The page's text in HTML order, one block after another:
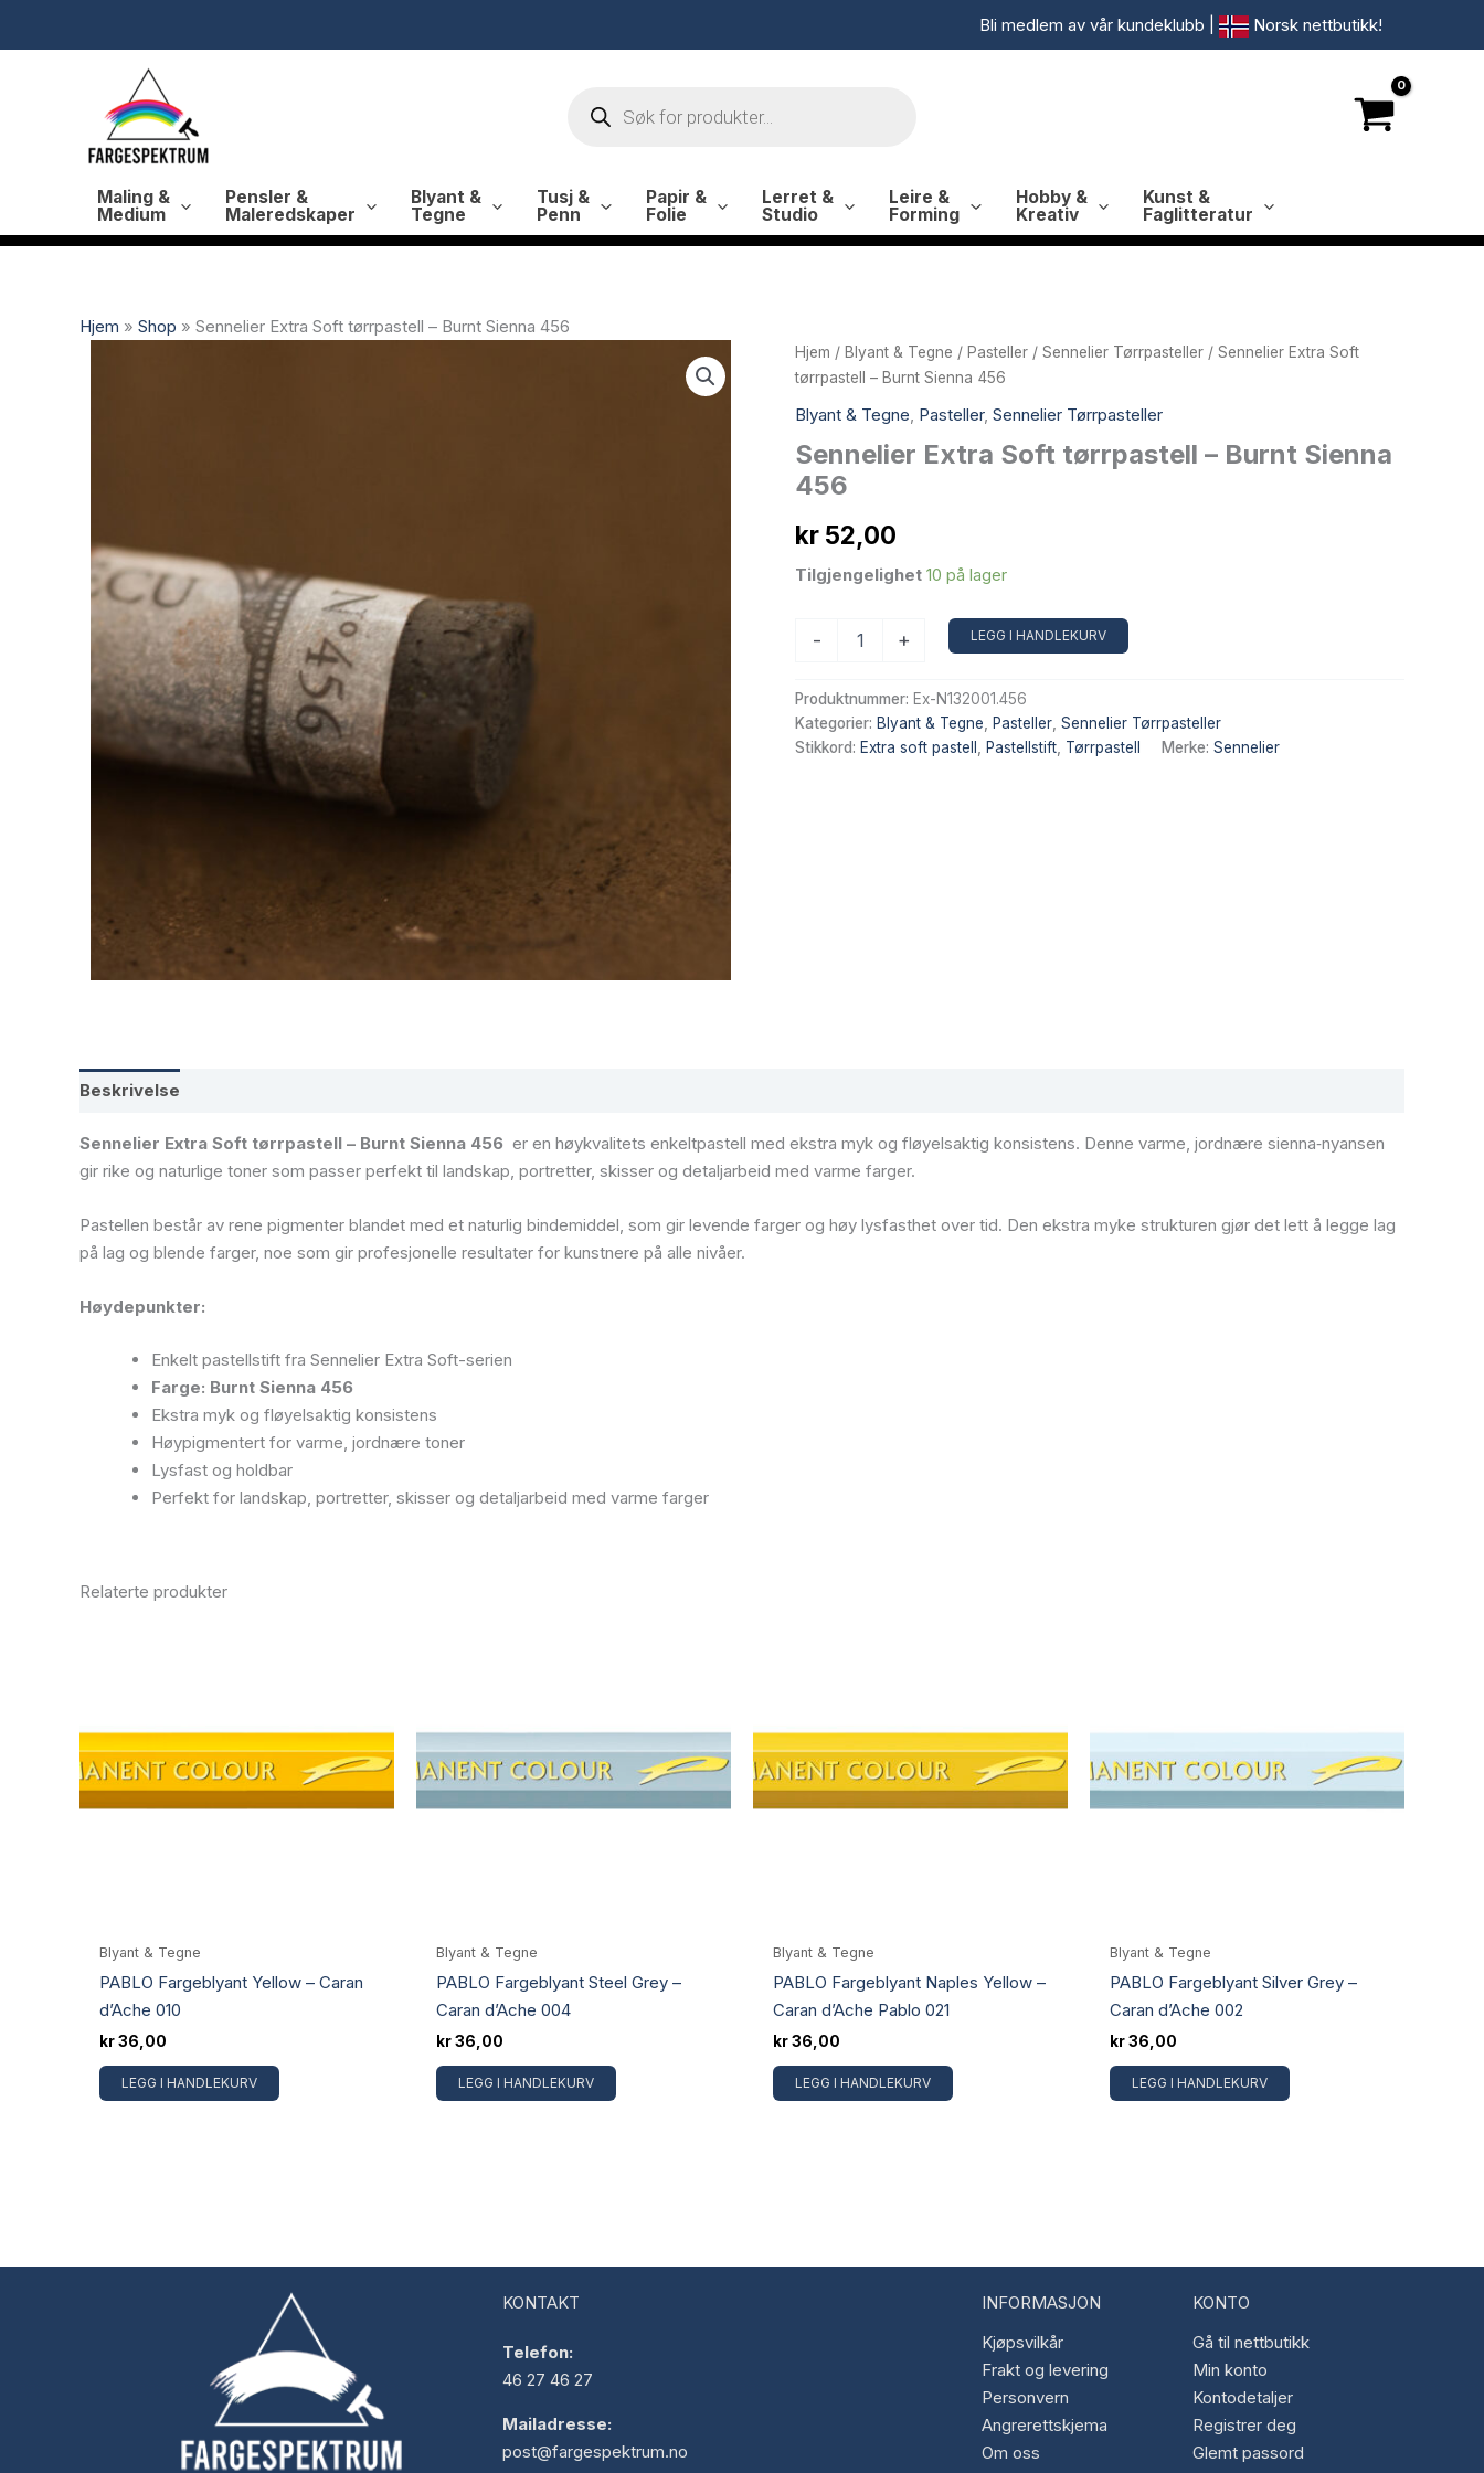
Bli medlem av vår kundeklubb Norsk nettbutikk!
search
Maling &
Medium
Pensler &
Maleredskaper
Blyant &
Tegne
Tusj &
Penn
Papir &
Folie
Lerret &
Studio
Leire &
Forming
Hobby &
Kreativ
Kunst &
Faglitteratur
Hjem » Shop » Sennelier Extra Soft tørrpastell – Burnt Sienna 456
Hjem / Blyant & Tegne / Pasteller / Sennelier Tørrpasteller / Sennelier Extra Soft
tørrpastell – Burnt Sienna 456
Blyant & Tegne Pasteller, Sennelier Tørrpasteller
Sennelier Extra Soft tørrpastell – Burnt Sienna
456
kr 52,00
Tilgjengelighet 10 på lager
-
tørrpastell
–
Burnt
+ LEGG I HANDLEKURV
Produktnummer: Ex-N132001.456
Kategorier: Blyant & Tegne, Pasteller, Sennelier Tørrpasteller
Stikkord: Extra soft pastell , Pastellstift, Tørrpastell Merke: Sennelier
Beskrivelse
Sennelier Extra Soft tørrpastell – Burnt Sienna 456 er en høykvalitets enkeltpastell med ekstra myk og fløyelsaktig konsistens. Denne varme, jordnære sienna‑nyansen
gir rike og naturlige toner som passer perfekt til landskap, portretter, skisser og detaljarbeid med varme farger.
Pastellen består av rene pigmenter blandet med et naturlig bindemiddel, som gir levende farger og høy lysfasthet over tid. Den ekstra myke strukturen gjør det lett å legge lag
på lag og blende farger, noe som gir profesjonelle resultater for kunstnere på alle nivåer.
Høydepunkter:
Enkelt pastellstift fra Sennelier Extra Soft-serien
Farge: Burnt Sienna 456
Ekstra myk og fløyelsaktig konsistens
Høypigmentert for varme, jordnære toner
Lysfast og holdbar
Perfekt for landskap, portretter, skisser og detaljarbeid med varme farger
Relaterte produkter
Blyant & Tegne
PABLO Fargeblyant Yellow – Caran
d’Ache 010
kr36,00
LEGG I HANDLEKURV
Blyant & Tegne
PABLO Fargeblyant Steel Grey –
Caran d’Ache 004
kr36,00
LEGG I HANDLEKURV
Blyant & Tegne
PABLO Fargeblyant Naples Yellow –
Caran d’Ache Pablo 021
kr36,00
LEGG I HANDLEKURV
Blyant & Tegne
PABLO Fargeblyant Silver Grey –
Caran d’Ache 002
kr36,00
LEGG I HANDLEKURV
KONTAKT
Telefon:
46 27 46 27
Mailadresse:
post@fargespektrum.no
INFORMASJON
Kjøpsvilkår
Frakt og levering
Personvern
Angrerettskjema
Om oss
KONTO
Gå til nettbutikk
Min konto
Kontodetaljer
Registrer deg
Glemt passord